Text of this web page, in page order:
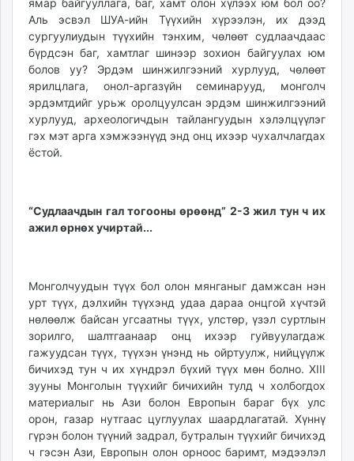
ямар байгууллага, баг, хамт олон хүлээх юм бол оо?
Аль эсвэл ШУА-ийн Түүхийн хүрээлэн, их дээд
сургуулиудын түүхийн тэнхим, чөлөөт судлаачдаас
бүрдсэн баг, хамтлаг шинээр зохион байгуулах юм
болов уу? Эрдэм шинжилгээний хурлууд, чөлөөт
ярилцлага, онол-аргазүйн семинарууд, монголч
эрдэмтдийг урьж оролцуулсан эрдэм шинжилгээний
хурлууд, археологичдын тайлангуудын хэлэлцүүлэг
гэх мэт арга хэмжээнүүд энд онц ихээр чухалчлагдах
ёстой.
“Судлаачдын гал тогооны өрөөнд” 2-3 жил тун ч их
ажил өрнөх учиртай...
Монголчуудын түүх бол олон мянганыг дамжсан нэн
урт түүх, дэлхийн түүхэнд удаа дараа онцгой хүчтэй
нөлөөлж байсан угсаатны түүх, улстөр, үзэл суртлын
зорилго, шалтгаанаар онц ихээр гуйвуулагдаж
гажуудсан түүх, түүхэн үнэнд нь ойртуулж, нийцүүлж
бичихэд тун ч их хүндрэл бүхий түүх мөн болно. XIII
зууны Монголын түүхийг бичихийн тулд ч холбогдох
материалыг нь Ази болон Европын бараг бүх улс
орон, газар нутгаас цуглуулах шаардлагатай. Хүннү
гүрэн болон түүний задрал, бутралын түүхийг бичихэд
ч гэсэн Ази, Европын олон орноос баримт, мэдээлэл